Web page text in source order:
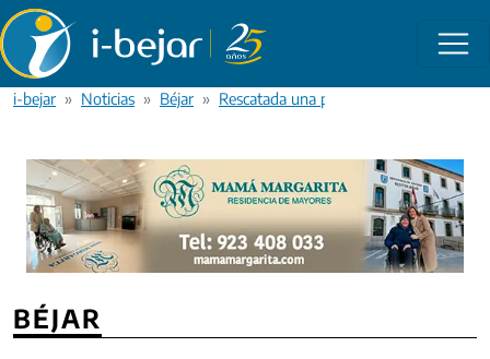
Pasar al contenido principal
i-bejar Noticias Béjar Rescatada una pareja perdida en la
BÉJAR